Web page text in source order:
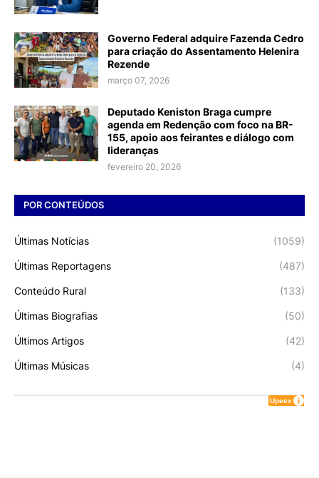
Governo Federal adquire Fazenda Cedro
para criação do Assentamento Helenira
Rezende
março 07, 2026
Deputado Keniston Braga cumpre
agenda em Redenção com foco na BR-
155, apoio aos feirantes e diálogo com
lideranças
fevereiro 20, 2026
POR CONTEÚDOS
Últimas Notícias (1059)
Últimas Reportagens (487)
Conteúdo Rural (133)
Últimas Biografias (50)
Últimos Artigos (42)
Últimas Músicas (4)